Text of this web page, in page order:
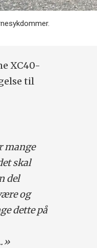
XC40-
til
mange
skal
del
og
dette på